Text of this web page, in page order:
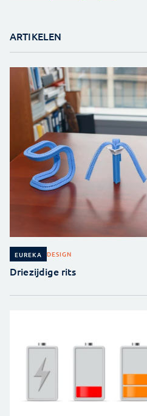
ARTIKELEN
EUREKA DESIGN
Driezijdige rits